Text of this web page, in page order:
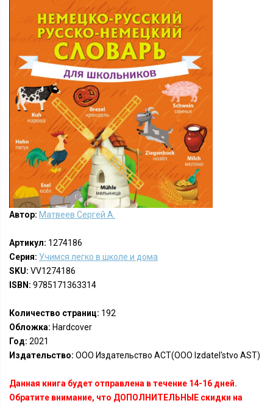
Автор: Матвеев Сергей А.
Артикул: 1274186
Серия: Учимся легко в школе и дома
SKU: VV1274186
ISBN: 9785171363314
Количество страниц: 192
Обложка: Hardcover
Год: 2021
Издательство: ООО Издательство АСТ(OOO Izdatel'stvo AST)
Данная книга будет отправлена в течение 14-16 дней.
Обратите внимание, что ДОПОЛНИТЕЛЬНЫЕ скидки на